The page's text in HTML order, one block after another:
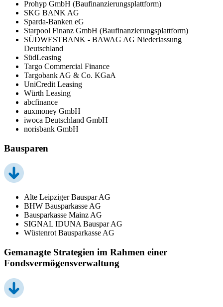
Prohyp GmbH (Baufinanzierungsplattform)
SKG BANK AG
Sparda-Banken eG
Starpool Finanz GmbH (Baufinanzierungsplattform)
SÜDWESTBANK - BAWAG AG Niederlassung
Deutschland
SüdLeasing
Targo Commercial Finance
Targobank AG & Co. KGaA
UniCredit Leasing
Würth Leasing
abcfinance
auxmoney GmbH
iwoca Deutschland GmbH
norisbank GmbH
Bausparen
Alte Leipziger Bauspar AG
BHW Bausparkasse AG
Bausparkasse Mainz AG
SIGNAL IDUNA Bauspar AG
Wüstenrot Bausparkasse AG
Gemanagte Strategien im Rahmen einer
Fondsvermögensverwaltung